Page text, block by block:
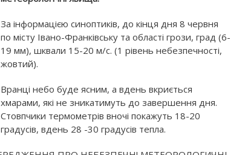
За інформацією синоптиків, до кінця дня 8 червня
по місту Івано-Франківську та області грози, град (6-
19 мм), шквали 15-20 м/с. (1 рівень небезпечності,
жовтий).
Вранці небо буде ясним, а вдень вкриється
хмарами, які не зникатимуть до завершення дня.
Стовпчики термометрів вночі покажуть 18-20
градусів, вдень 28 -30 градусів тепла.